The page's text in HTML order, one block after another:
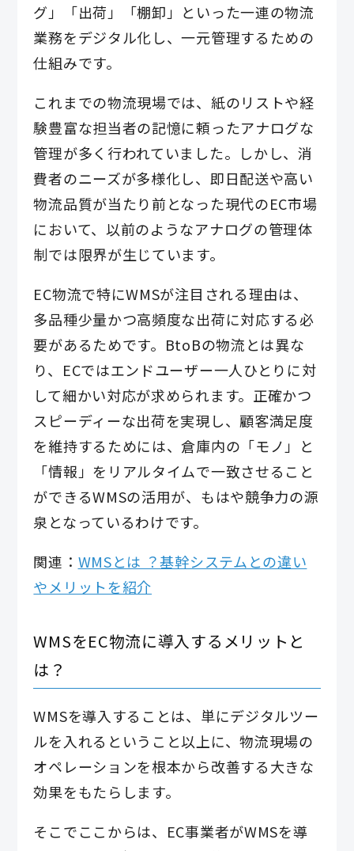
グ」「出荷」「棚卸」といった一連の物流
業務をデジタル化し、一元管理するための
仕組みです。
これまでの物流現場では、紙のリストや経
験豊富な担当者の記憶に頼ったアナログな
管理が多く行われていました。しかし、消
費者のニーズが多様化し、即日配送や高い
物流品質が当たり前となった現代のEC市場
において、以前のようなアナログの管理体
制では限界が生じています。
EC物流で特にWMSが注目される理由は、
多品種少量かつ高頻度な出荷に対応する必
要があるためです。BtoBの物流とは異な
り、ECではエンドユーザー一人ひとりに対
して細かい対応が求められます。正確かつ
スピーディーな出荷を実現し、顧客満足度
を維持するためには、倉庫内の「モノ」と
「情報」をリアルタイムで一致させること
ができるWMSの活用が、もはや競争力の源
泉となっているわけです。
関連： WMSとは ？基幹システムとの違い
やメリットを紹介
WMSをEC物流に導入するメリットと
は？
WMSを導入することは、単にデジタルツー
ルを入れるということ以上に、物流現場の
オペレーションを根本から改善する大きな
効果をもたらします。
そこでここからは、EC事業者がWMSを導